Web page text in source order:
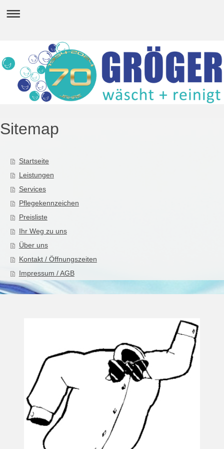
Sitemap
Startseite
Leistungen
Services
Pflegekennzeichen
Preisliste
Ihr Weg zu uns
Über uns
Kontakt / Öffnungszeiten
Impressum / AGB